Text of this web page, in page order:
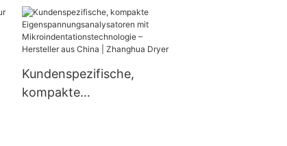
Kundenspezifische,
kompakte